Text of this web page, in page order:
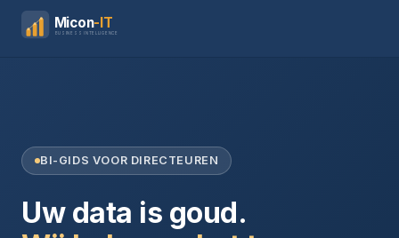
Micon-IT
BUSINESS INTELLIGENCE
BI-GIDS VOOR DIRECTEUREN
Uw data is goud.